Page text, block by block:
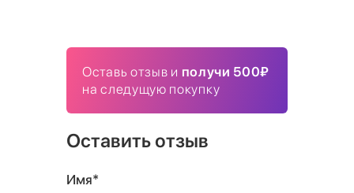
Оставь отзыв и получи 500₽
на следущую покупку
Оставить отзыв
Имя*